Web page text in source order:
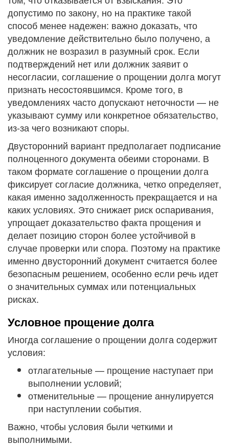
допустимо по закону, но на практике такой
способ менее надежен: важно доказать, что
уведомление действительно было получено, а
должник не возразил в разумный срок. Если
подтверждений нет или должник заявит о
несогласии, соглашение о прощении долга могут
признать несостоявшимся. Кроме того, в
уведомлениях часто допускают неточности — не
указывают сумму или конкретное обязательство,
из-за чего возникают споры.
Двусторонний вариант предполагает подписание
полноценного документа обеими сторонами. В
таком формате соглашение о прощении долга
фиксирует согласие должника, четко определяет,
какая именно задолженность прекращается и на
каких условиях. Это снижает риск оспаривания,
упрощает доказательство факта прощения и
делает позицию сторон более устойчивой в
случае проверки или спора. Поэтому на практике
именно двусторонний документ считается более
безопасным решением, особенно если речь идет
о значительных суммах или потенциальных
рисках.
Условное прощение долга
Иногда соглашение о прощении долга содержит
условия:
отлагательные — прощение наступает при
выполнении условий;
отменительные — прощение аннулируется
при наступлении события.
Важно, чтобы условия были четкими и
выполнимыми.